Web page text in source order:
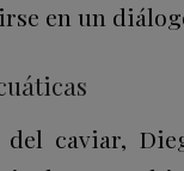
en un
caviar,